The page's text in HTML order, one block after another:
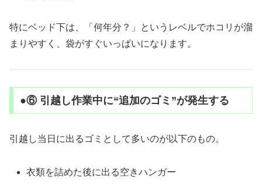
特にベッド下は、「何年分？」というレベルでホコリが溜
まりやすく、袋がすぐいっぱいになります。
●⑥ 引越し作業中に“追加のゴミ”が発生する
引越し当日に出るゴミとして多いのが以下のもの。
衣類を詰めた後に出る空きハンガー